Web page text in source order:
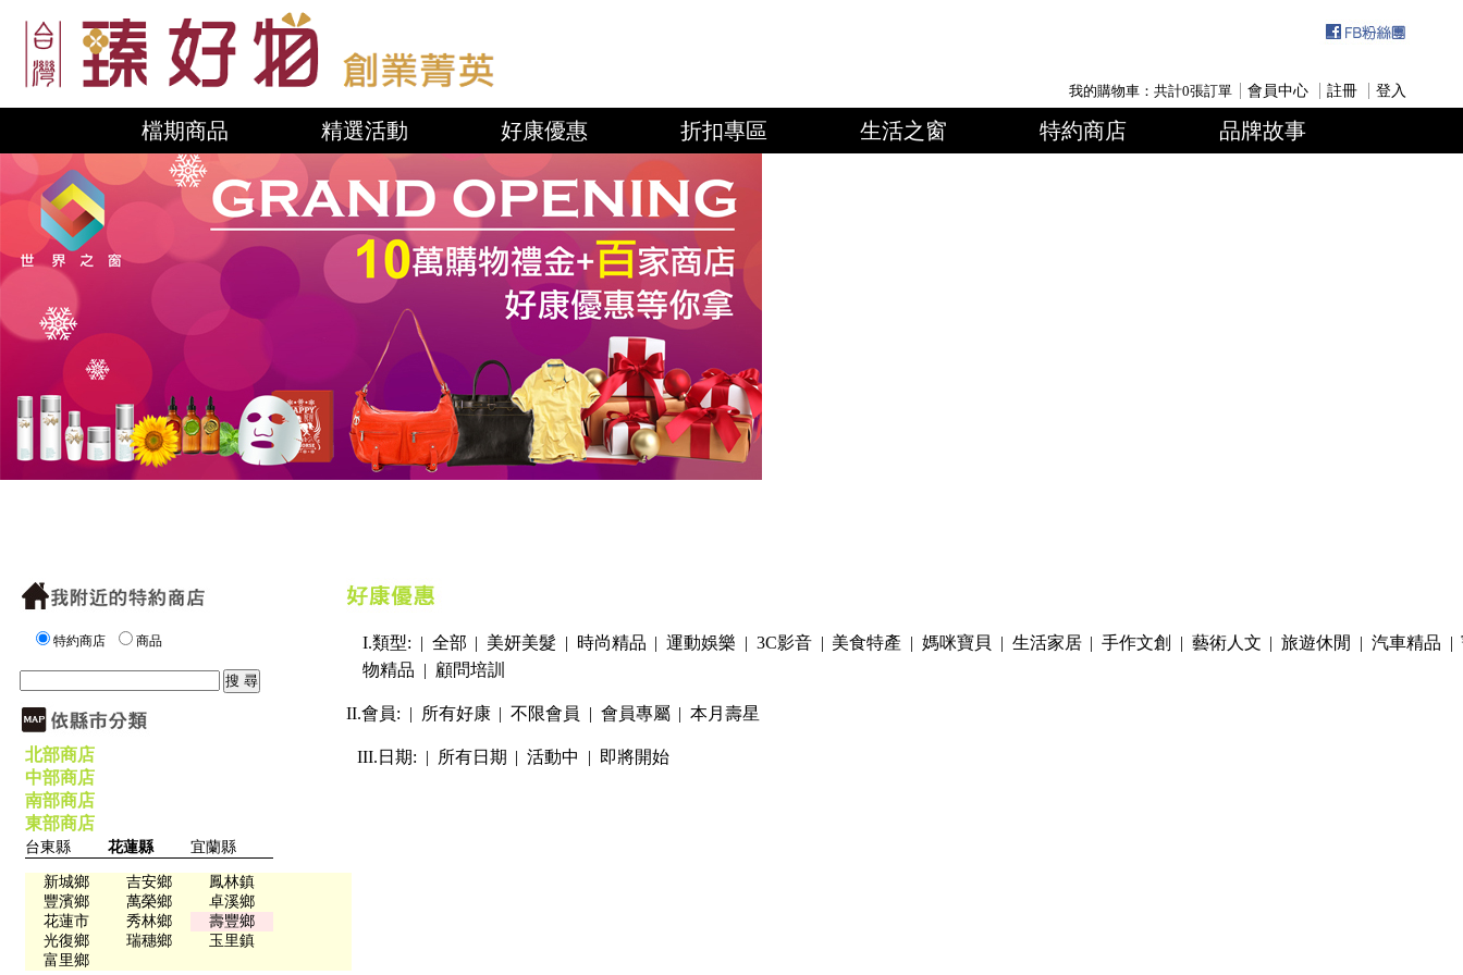
我的購物車：共計0張訂單 會員中心 註冊 登入
檔期商品 精選活動 好康優惠 折扣專區 生活之窗 特約商店 品牌故事
特約商店 商品
北部商店
中部商店
南部商店
東部商店
台東縣 花蓮縣 宜蘭縣
新城鄉 吉安鄉
鳳林鎮
豐濱鄉
萬榮鄉
卓溪鄉
花蓮市
秀林鄉
壽豐鄉
光復鄉
瑞穗鄉
玉里鎮
富里鄉
I.類型: | 全部 | 美妍美髮 | 時尚精品 |運動娛樂 | 3C影音| 美食特產 | 媽咪寶貝 | 生活家居|手作文創 | 藝術人文 |旅遊休閒 | 汽車精品 |
物精品 | 顧問培訓
II.會員: | 所有好康|不限會員 | 會員專屬|本月壽星
III.日期: | 所有日期 |活動中 | 即將開始